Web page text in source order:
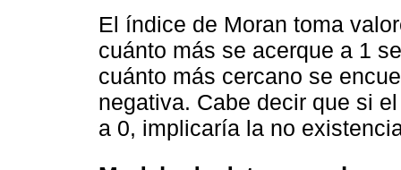
El índice de Moran toma
cuánto más se acerque a 1
cuánto más cercano se
negativa. Cabe decir que si
a 0, implicaría la no